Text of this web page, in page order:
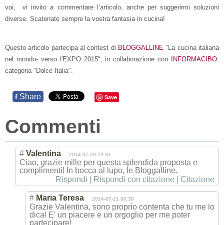
voi, vi invito a commentare l’articolo, anche per suggerirmi soluzioni
diverse. Scatenate sempre la vostra fantasia in cucina!
Questo articolo partecipa al contest di BLOGGALLINE "La cucina italiana
nel mondo- verso l'EXPO 2015", in collaborazione con INFORMACIBO
categoria "Dolce Italia".
f Share Save
Commenti
# Valentina 2014-07-20 19:31
Ciao, grazie mille per questa splendida proposta e
complimenti! In bocca al lupo, le Bloggalline.
Rispondi
Rispondi con citazione Citazione
# Maria Teresa 2014-07-21 00:30
Grazie Valentina, sono proprio contenta che tu me lo
dica! E' un piacere e un orgoglio per me poter
partecipare!